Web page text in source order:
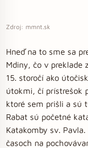
Zdroj: mmnt.sk
Hneď na to sme sa
Mdiny, čo v preklade
15. storočí ako
útokmi, čí prístrešok
ktoré sem prišli a sú
Rabat sú početné
Katakomby sv.
časoch na